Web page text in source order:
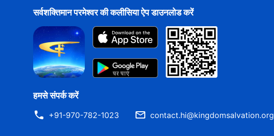
सर्वशक्तिमान परमेश्वर की कलीसिया ऐप डाउनलोड करें
हमसे संपर्क करें
+91-970-782-1023 contact.hi@kingdomsalvation.org